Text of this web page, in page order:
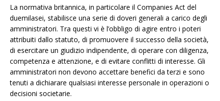
La normativa britannica, in particolare il Companies Act del
duemilasei, stabilisce una serie di doveri generali a carico degli
amministratori. Tra questi vi è l’obbligo di agire entro i poteri
attribuiti dallo statuto, di promuovere il successo della società,
di esercitare un giudizio indipendente, di operare con diligenza,
competenza e attenzione, e di evitare conflitti di interesse. Gli
amministratori non devono accettare benefici da terzi e sono
tenuti a dichiarare qualsiasi interesse personale in operazioni o
decisioni societarie.